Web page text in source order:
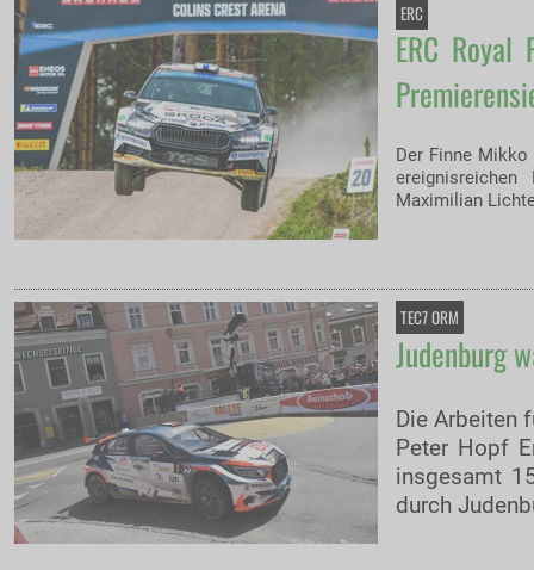
ERC
ERC
Der Finne
Maximilian
TEC7 ORM
Judenburg
Die Arbeiten
Peter Hopf
insgesamt
durch